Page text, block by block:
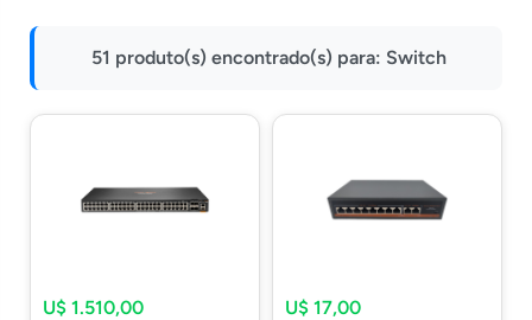
Onu Epon
51 produto(s) encontrado(s) para: Switch
U$ 1.510,00 U$ 17,00